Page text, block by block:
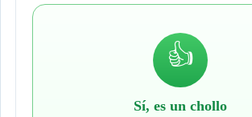
👍
Sí, es un chollo